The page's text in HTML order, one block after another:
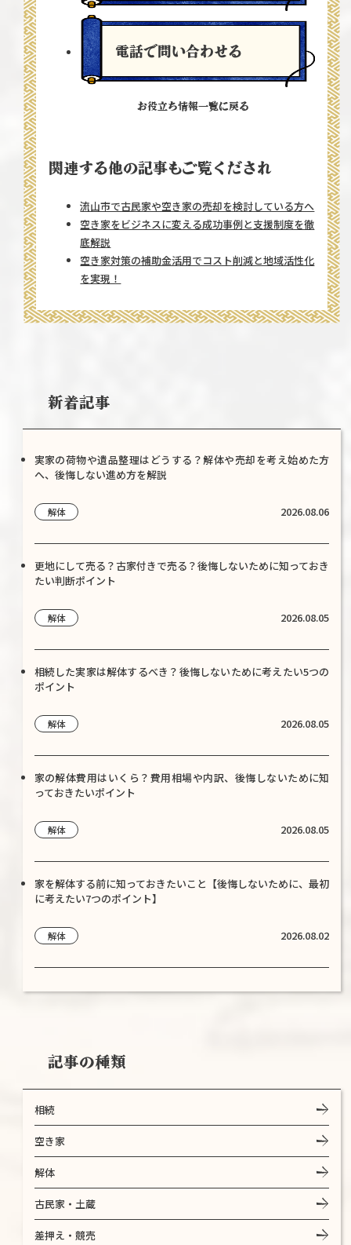
電話で問い合わせる
お役立ち情報一覧に戻る
関連する他の記事もご覧くだされ
流山市で古民家や空き家の売却を検討している方へ
空き家をビジネスに変える成功事例と支援制度を徹
底解説
空き家対策の補助金活用でコスト削減と地域活性化
を実現！
新着記事
実家の荷物や遺品整理はどうする？解体や売却を考え始めた方
へ、後悔しない進め方を解説
解体 2026.08.06
更地にして売る？古家付きで売る？後悔しないために知っておき
たい判断ポイント
解体 2026.08.05
相続した実家は解体するべき？後悔しないために考えたい5つの
ポイント
解体 2026.08.05
家の解体費用はいくら？費用相場や内訳、後悔しないために知
っておきたいポイント
解体 2026.08.05
家を解体する前に知っておきたいこと【後悔しないために、最初
に考えたい7つのポイント】
解体 2026.08.02
記事の種類
相続
空き家
解体
古民家・土蔵
差押え・競売